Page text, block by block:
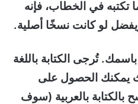
تكتبه في الخطاب، فإنه
لو كانت نسخًا أصلية.
تُرجى الكتابة باللغة
يمكنك الحصول على
بالكتابة بالعربية (سوف